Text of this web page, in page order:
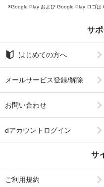
Google Play および Google Play ロゴは
サ
はじめての方へ
メールサービス登録/解除
お問い合わせ
dアカウントログイン
サ
ご利用規約